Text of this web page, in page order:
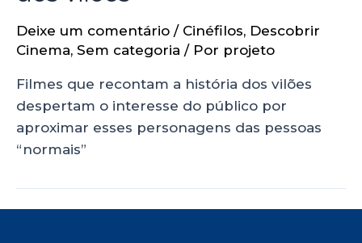
Deixe um comentário / Cinéfilos, Descobrir
Cinema, Sem categoria / Por projeto
Filmes que recontam a história dos vilões
despertam o interesse do público por
aproximar esses personagens das pessoas
“normais”